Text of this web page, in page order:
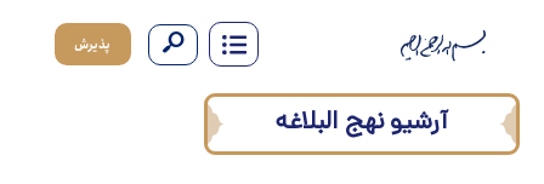
آرشیو نهج البلاغه